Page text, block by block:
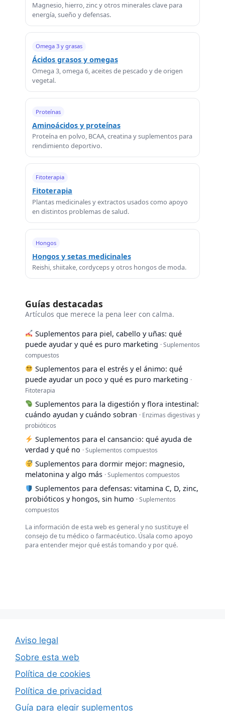
Magnesio, hierro, zinc y otros minerales clave para
energía, sueño y defensas.
Omega 3 y grasas
Ácidos grasos y omegas
Omega 3, omega 6, aceites de pescado y de origen
vegetal.
Proteínas
Aminoácidos y proteínas
Proteína en polvo, BCAA, creatina y suplementos para
rendimiento deportivo.
Fitoterapia
Fitoterapia
Plantas medicinales y extractos usados como apoyo
en distintos problemas de salud.
Hongos
Hongos y setas medicinales
Reishi, shiitake, cordyceps y otros hongos de moda.
Guías destacadas
Artículos que merece la pena leer con calma.
Suplementos para piel, cabello y uñas: qué
puede ayudar y qué es puro marketing · Suplementos
compuestos
Suplementos para el estrés y el ánimo: qué
puede ayudar un poco y qué es puro marketing ·
Fitoterapia
Suplementos para la digestión y flora intestinal:
cuándo ayudan y cuándo sobran · Enzimas digestivas y
probióticos
Suplementos para el cansancio: qué ayuda de
verdad y qué no · Suplementos compuestos
Suplementos para dormir mejor: magnesio,
melatonina y algo más · Suplementos compuestos
Suplementos para defensas: vitamina C, D, zinc,
probióticos y hongos, sin humo · Suplementos
compuestos
La información de esta web es general y no sustituye el
consejo de tu médico o farmacéutico. Úsala como apoyo
para entender mejor qué estás tomando y por qué.
Aviso legal
Sobre esta web
Política de cookies
Política de privacidad
Guía para elegir suplementos